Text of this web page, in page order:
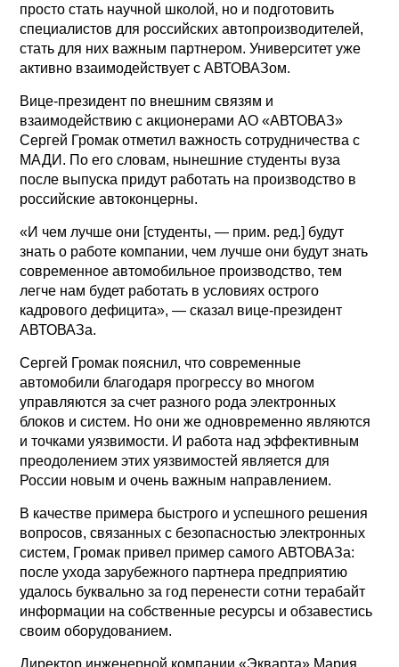
просто стать научной школой, но и подготовить
специалистов для российских автопроизводителей,
стать для них важным партнером. Университет уже
активно взаимодействует с АВТОВАЗом.
Вице-президент по внешним связям и
взаимодействию с акционерами АО «АВТОВАЗ»
Сергей Громак отметил важность сотрудничества с
МАДИ. По его словам, нынешние студенты вуза
после выпуска придут работать на производство в
российские автоконцерны.
«И чем лучше они [студенты, — прим. ред.] будут
знать о работе компании, чем лучше они будут знать
современное автомобильное производство, тем
легче нам будет работать в условиях острого
кадрового дефицита», — сказал вице-президент
АВТОВАЗа.
Сергей Громак пояснил, что современные
автомобили благодаря прогрессу во многом
управляются за счет разного рода электронных
блоков и систем. Но они же одновременно являются
и точками уязвимости. И работа над эффективным
преодолением этих уязвимостей является для
России новым и очень важным направлением.
В качестве примера быстрого и успешного решения
вопросов, связанных с безопасностью электронных
систем, Громак привел пример самого АВТОВАЗа:
после ухода зарубежного партнера предприятию
удалось буквально за год перенести сотни терабайт
информации на собственные ресурсы и обзавестись
своим оборудованием.
Директор инженерной компании «Экварта» Мария